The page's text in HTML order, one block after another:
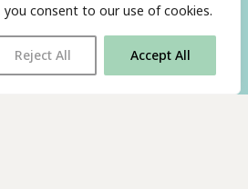
you consent to our use of cookies.
Reject All Accept All